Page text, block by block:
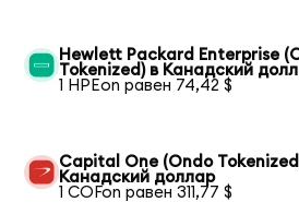
Hewlett Packard Enterprise
Tokenized) в Канадский
1 HPEon равен 74,42 $
Capital One (Ondo
Канадский доллар
1 COFon равен 311,77 $